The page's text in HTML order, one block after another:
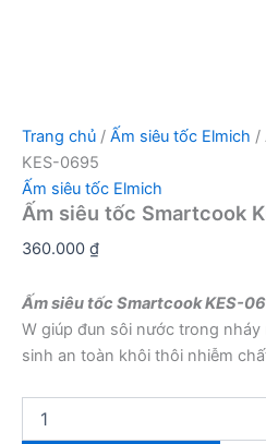
Trang chủ / Ấm siêu tốc Elmich /
KES-0695
Ấm siêu tốc Elmich
Ấm siêu tốc Smartcook
360.000 ₫
Ấm siêu tốc Smartcook KES-
W giúp đun sôi nước trong
sinh an toàn khôi thôi nhiễm
siêu